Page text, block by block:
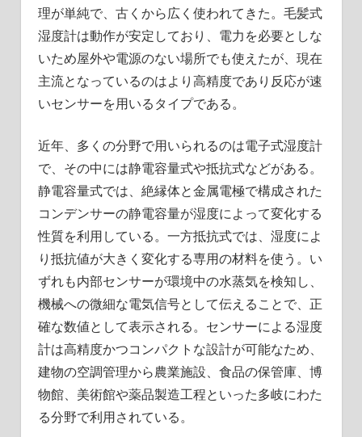
理が単純で、古くから広く使われてきた。毛髪式
湿度計は動作が安定しており、電力を必要としな
いため屋外や電源のない場所でも使えたが、現在
主流となっているのはより高精度であり反応が速
いセンサーを用いるタイプである。
近年、多くの分野で用いられるのは電子式湿度計
で、その中には静電容量式や抵抗式などがある。
静電容量式では、絶縁体と金属電極で構成された
コンデンサーの静電容量が湿度によって変化する
性質を利用している。一方抵抗式では、湿度によ
り抵抗値が大きく変化する専用の材料を使う。い
ずれも内部センサーが環境中の水蒸気を検知し、
機械への微細な電気信号として伝えることで、正
確な数値として表示される。センサーによる湿度
計は高精度かつコンパクトな設計が可能なため、
建物の空調管理から農業施設、食品の保管庫、博
物館、美術館や薬品製造工程といった多岐にわた
る分野で利用されている。